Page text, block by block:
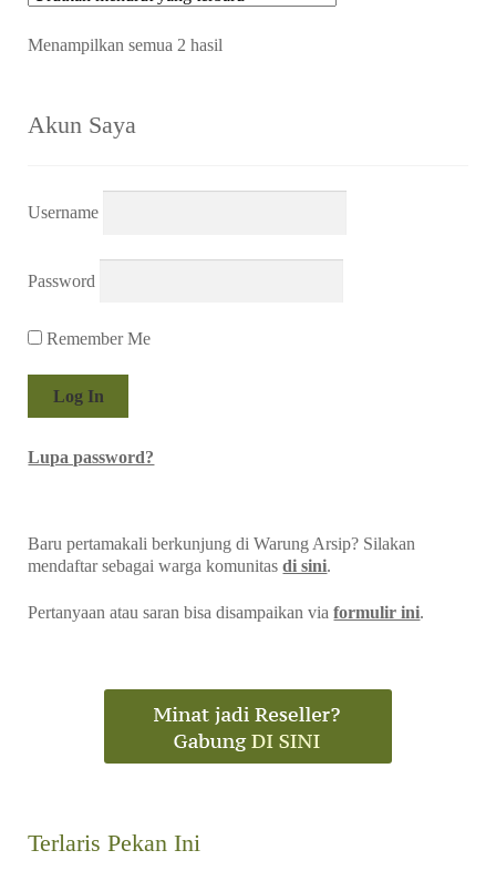
Menampilkan semua 2 hasil
Akun Saya
Username
Password
Remember Me
Lupa password?
Baru pertamakali berkunjung di Warung Arsip? Silakan
mendaftar sebagai warga komunitasdi sini.
Pertanyaan atau saran bisa disampaikan viaformulir ini.
Terlaris Pekan Ini